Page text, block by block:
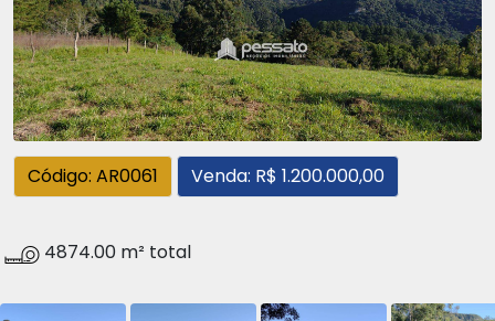
Código: AR0061 Venda: R$ 1.200.000,00
4874.00 m² total